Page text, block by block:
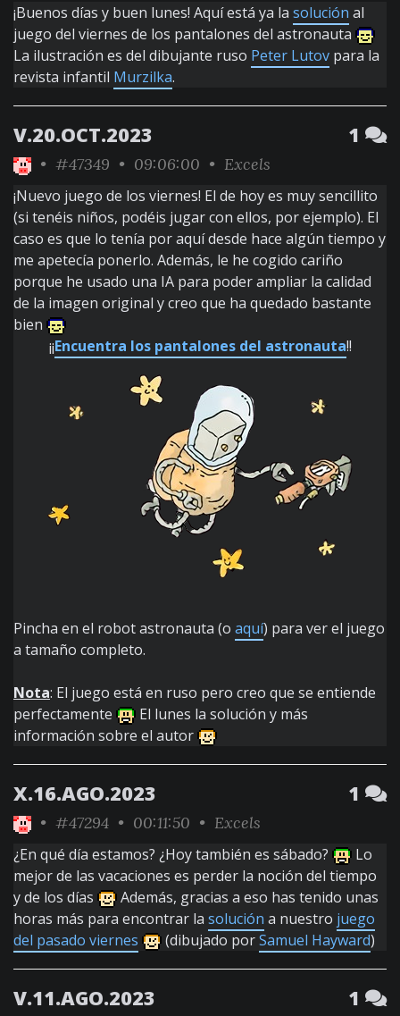
¡Buenos días y buen lunes! Aquí está ya la solución al
juego del viernes de los pantalones del astronauta
La ilustración es del dibujante ruso Peter Lutov para la
revista infantil Murzilka.
V.20.OCT.2023 1
• #47349 • 09:06:00 • Excels
¡Nuevo juego de los viernes! El de hoy es muy sencillito
(si tenéis niños, podéis jugar con ellos, por ejemplo). El
caso es que lo tenía por aquí desde hace algún tiempo y
me apetecía ponerlo. Además, le he cogido cariño
porque he usado una IA para poder ampliar la calidad
de la imagen original y creo que ha quedado bastante
bien
¡¡Encuentra los pantalones del astronauta!!
Pincha en el robot astronauta (o aquí) para ver el juego
a tamaño completo.
Nota: El juego está en ruso pero creo que se entiende
perfectamente
El lunes la solución y más
información sobre el autor
X.16.AGO.2023 1
• #47294 • 00:11:50 • Excels
¿En qué día estamos? ¿Hoy también es sábado?
Lo
mejor de las vacaciones es perder la noción del tiempo
y de los días
Además, gracias a eso has tenido unas
horas más para encontrar la solución a nuestro juego
del pasado viernes
(dibujado porSamuel Hayward)
V.11.AGO.2023 1